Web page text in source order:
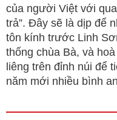
của người Việt với
trả”. Đây sẽ là dịp để
tôn kính trước Linh
thống chùa Bà, và
liêng trên đỉnh núi để
năm mới nhiều bình